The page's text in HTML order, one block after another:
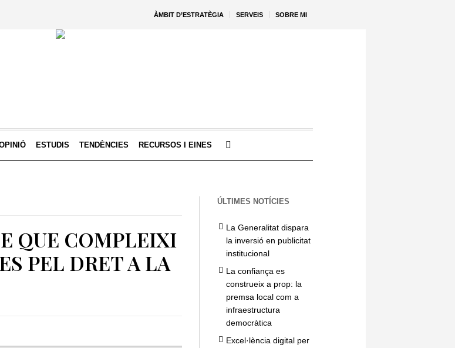
ÀMBIT D’ESTRATÈGIA SERVEIS SOBRE MI
ESTUDIS TENDÈNCIES RECURSOS I EINES
QUE COMPLEIXI
PEL DRET A LA
ÚLTIMES NOTÍCIES
La Generalitat dispara
la inversió en publicitat
institucional
La confiança es
construeix a prop: la
premsa local com a
infraestructura
democràtica
Excel·lència digital per